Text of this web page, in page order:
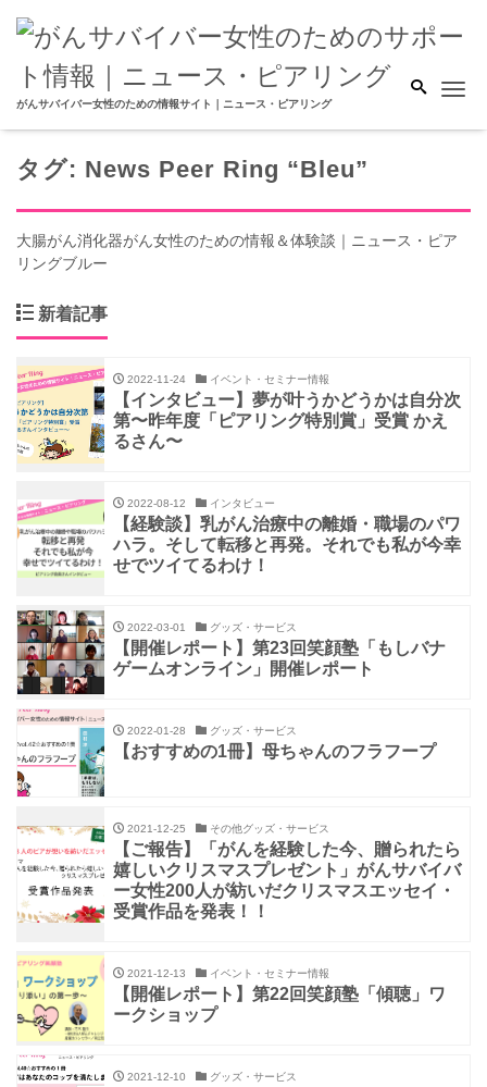
がんサバイバー女性のための情報サイト｜ニュース・ピアリング
タグ: News Peer Ring “Bleu”
大腸がん消化器がん女性のための情報＆体験談｜ニュース・ピア
リングブルー
新着記事
2022-11-24 イベント・セミナー情報
【インタビュー】夢が叶うかどうかは自分次
第〜昨年度「ピアリング特別賞」受賞 かえ
るさん〜
2022-08-12 インタビュー
【経験談】乳がん治療中の離婚・職場のパワ
ハラ。そして転移と再発。それでも私が今幸
せでツイてるわけ！
2022-03-01 グッズ・サービス
【開催レポート】第23回笑顔塾「もしバナ
ゲームオンライン」開催レポート
2022-01-28 グッズ・サービス
【おすすめの1冊】母ちゃんのフラフープ
2021-12-25 その他グッズ・サービス
【ご報告】「がんを経験した今、贈られたら
嬉しいクリスマスプレゼント」がんサバイバ
ー女性200人が紡いだクリスマスエッセイ・
受賞作品を発表！！
2021-12-13 イベント・セミナー情報
【開催レポート】第22回笑顔塾「傾聴」ワ
ークショップ
2021-12-10 グッズ・サービス